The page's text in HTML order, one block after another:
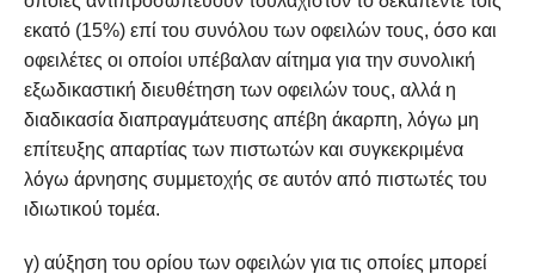
εκατό (15%) επί του συνόλου των οφειλών τους, όσο και
οφειλέτες οι οποίοι υπέβαλαν αίτημα για την συνολική
εξωδικαστική διευθέτηση των οφειλών τους, αλλά η
διαδικασία διαπραγμάτευσης απέβη άκαρπη, λόγω μη
επίτευξης απαρτίας των πιστωτών και συγκεκριμένα
λόγω άρνησης συμμετοχής σε αυτόν από πιστωτές του
ιδιωτικού τομέα.
γ) αύξηση του ορίου των οφειλών για τις οποίες μπορεί